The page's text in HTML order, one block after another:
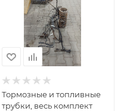
Тормозные и топливные
трубки, весь комплект